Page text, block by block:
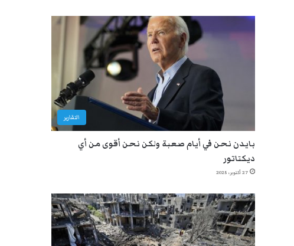
التقارير
بايدن نحن في أيام صعبة ولكن نحن أقوى من أي
ديكتاتور
27 أكتوبر، 2025